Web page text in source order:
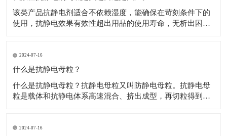
该类产品抗静电剂​适合不依赖湿度，能确保在苛刻条件下的
使用，抗静电效果有效性超出用品的使用寿命，无析出困
和树脂较好的层筋状啮合结构，抗静电剂​极佳的极性配伍。
2.电荷通过网状通道，
2024-07-16
什么是抗静电母粒？
什么是抗静电母粒？抗静电母粒又叫防静电母粒。抗静电母
粒是载体和抗静电体系高速混合、挤出成型，再切粒得到
表面电阻为1012Ω以上，防静电包装材料要求表面电阻为
2024-07-16